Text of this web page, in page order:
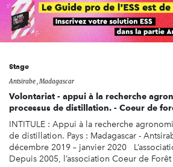
Stage
Antsirabe , Madagascar
Volontariat - appui à la recherche
processus de distillation. - Coeur de
INTITULE : Appui à la recherche
de distillation. Pays : Madagascar -
décembre 2019 – janvier 2020
Depuis 2005, l’association Coeur de